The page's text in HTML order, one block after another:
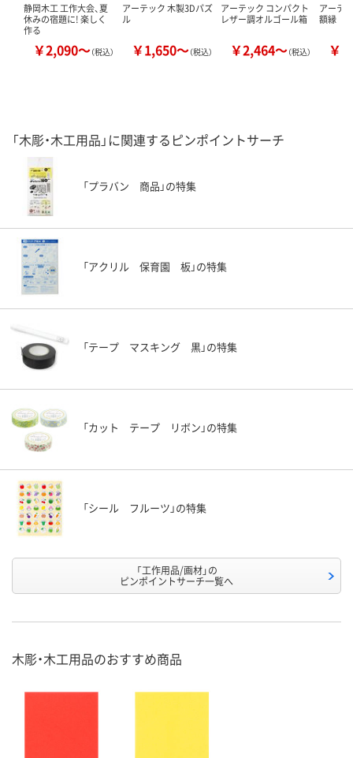
静岡木工 工作大会、夏
休みの宿題に! 楽しく
作る
￥2,090～（税込）
アーテック 木製3Dパズ
ル
￥1,650～（税込）
アーテック コンパクト
レザー調オルゴール箱
￥2,464～（税込）
アーテ
額縁
￥
「木彫・木工用品」に関連するピンポイントサーチ
「プラバン 商品」の特集
「アクリル 保育園 板」の特集
「テープ マスキング 黒」の特集
「カット テープ リボン」の特集
「シール フルーツ」の特集
「工作用品/画材」の
ピンポイントサーチ一覧へ
木彫・木工用品のおすすめ商品